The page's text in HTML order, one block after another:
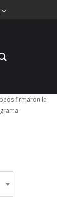
firmaron la